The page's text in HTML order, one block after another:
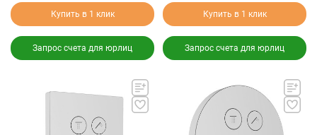
Купить в 1 клик
Запрос счета для юрлиц
Купить в 1 клик
Запрос счета для юрлиц